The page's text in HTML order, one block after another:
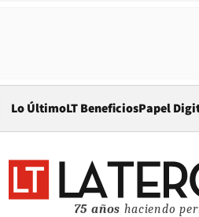
Lo ÚltimoLT BeneficiosPapel
75 años haciendo